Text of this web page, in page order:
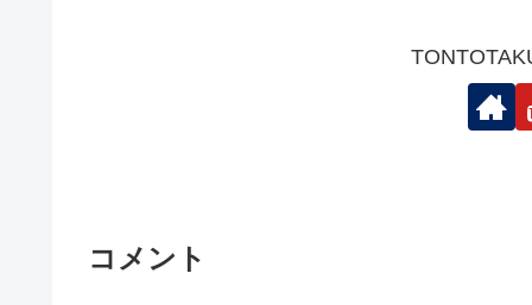
コメント